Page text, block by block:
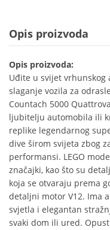
Opis proizvoda
Opis proizvoda:
Uđite u svijet
slaganje vozila za
Countach 5000
ljubitelju automobila ili
replike legendarnog
dive širom svijeta zbog
performansi. LEGO
značajki, kao što su
koja se otvaraju prema
detaljni motor V12. Ima
svjetla i elegantan
svaki dom ili ured.